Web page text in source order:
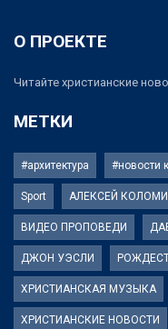
О ПРОЕКТЕ
Читайте христианские
МЕТКИ
#архитектура #новости
Sport АЛЕКСЕЙ
ВИДЕО ПРОПОВЕДИ
ДЖОН УЭСЛИ
ХРИСТИАНСКАЯ МУЗЫКА
ХРИСТИАНСКИЕ НОВОСТИ